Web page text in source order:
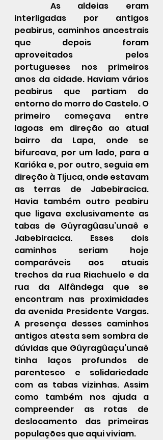
interligadas por antigos
peabirus, caminhos ancestrais
que depois foram
aproveitados pelos
portugueses nos primeiros
anos da cidade. Haviam vários
peabirus que partiam do
entorno do morro do Castelo. O
primeiro começava entre
lagoas em direção ao atual
bairro da Lapa, onde se
bifurcava, por um lado, para a
Karióka e, por outro, seguia em
direção à Tijuca, onde estavam
as terras de Jabebiracica.
Havia também outro peabiru
que ligava exclusivamente as
tabas de Gûyragûasu’unaê e
Jabebiracica. Esses dois
caminhos seriam hoje
comparáveis aos atuais
trechos da rua Riachuelo e da
rua da Alfândega que se
encontram nas proximidades
da avenida Presidente Vargas.
A presença desses caminhos
antigos atesta sem sombra de
dúvidas que Gûyragûaçu’unaê
tinha laços profundos de
parentesco e solidariedade
com as tabas vizinhas. Assim
como também nos ajuda a
compreender as rotas de
deslocamento das primeiras
populações que aqui viviam.